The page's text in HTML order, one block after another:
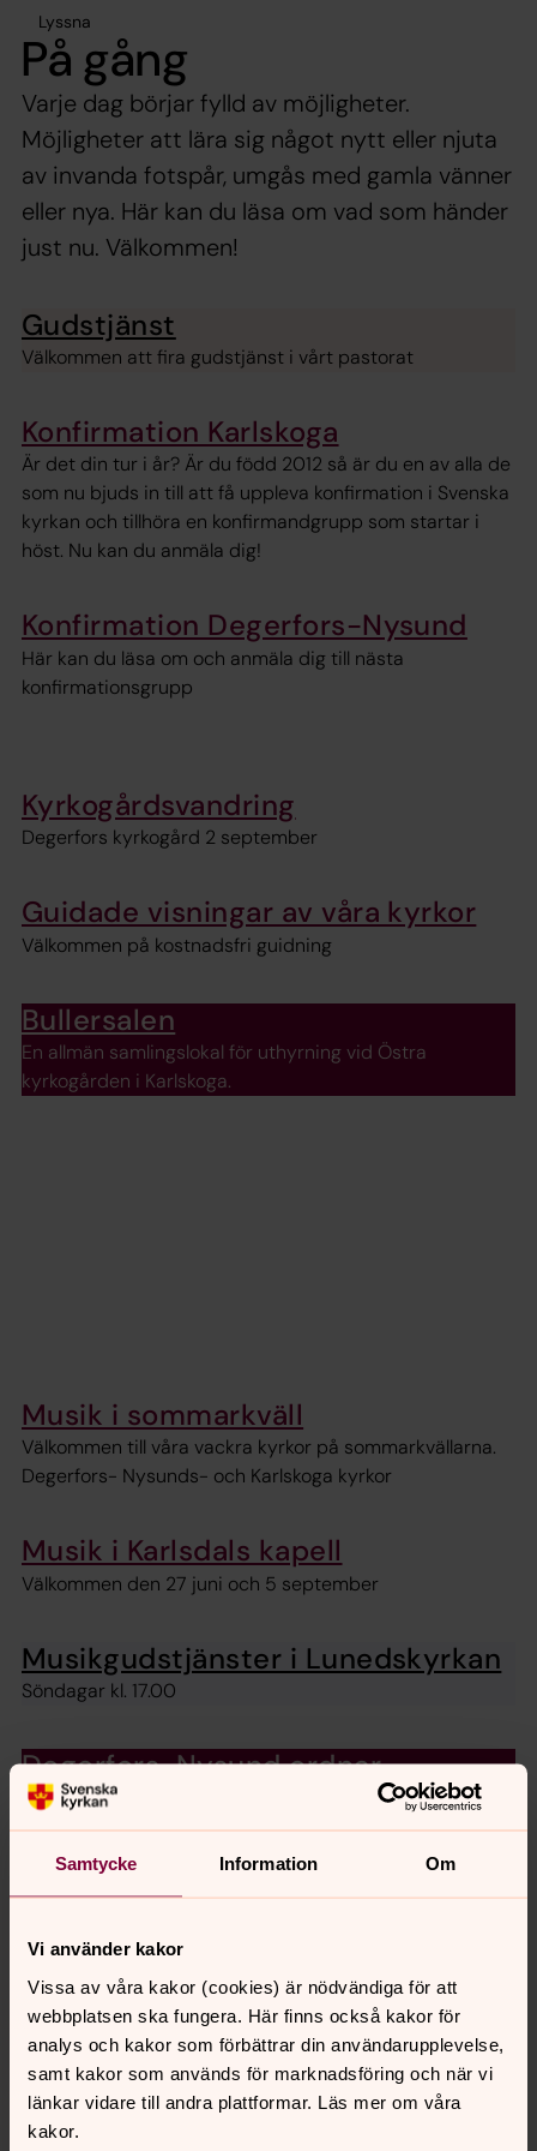
Samtycke Information Om
Vi använder kakor
Vissa av våra kakor (cookies) är nödvändiga för att
webbplatsen ska fungera. Här finns också kakor för
analys och kakor som förbättrar din användarupplevelse,
samt kakor som används för marknadsföring och när vi
länkar vidare till andra plattformar. Läs mer om våra
kakor.
Lyssna
På gång
Varje dag börjar fylld av möjligheter.
Möjligheter att lära sig något nytt eller njuta
av invanda fotspår, umgås med gamla vänner
eller nya. Här kan du läsa om vad som händer
just nu. Välkommen!
Gudstjänst
Välkommen att fira gudstjänst i vårt pastorat
Konfirmation Karlskoga
Är det din tur i år? Är du född 2012 så är du en av alla de
som nu bjuds in till att få uppleva konfirmation i Svenska
kyrkan och tillhöra en konfirmandgrupp som startar i
höst. Nu kan du anmäla dig!
Konfirmation Degerfors-Nysund
Här kan du läsa om och anmäla dig till nästa
konfirmationsgrupp
Kyrkogårdsvandring
Degerfors kyrkogård 2 september
Guidade visningar av våra kyrkor
Välkommen på kostnadsfri guidning
Bullersalen
En allmän samlingslokal för uthyrning vid Östra
kyrkogården i Karlskoga.
Musik i sommarkväll
Välkommen till våra vackra kyrkor på sommarkvällarna.
Degerfors- Nysunds- och Karlskoga kyrkor
Musik i Karlsdals kapell
Välkommen den 27 juni och 5 september
Musikgudstjänster i Lunedskyrkan
Söndagar kl. 17.00
Degerfors-Nysund ordnar
församlingsresa
Till Karlstad den 4 september. Det finns platser kvar.
Välkommen med din anmälan.
Lunch och lunchmusik
lyssna på musik hos oss
Café
Det finns fler möjligheter att komma och fika och umgås
hos oss